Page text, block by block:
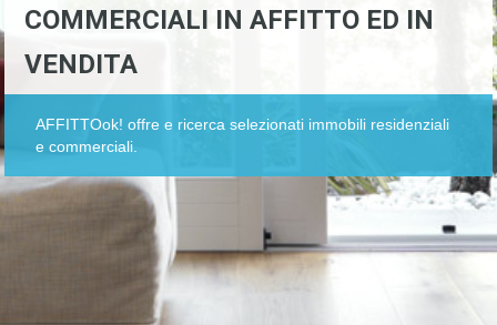
COMMERCIALI IN AFFITTO ED IN
VENDITA
AFFITTOok! offre e ricerca selezionati immobili residenziali
e commerciali.